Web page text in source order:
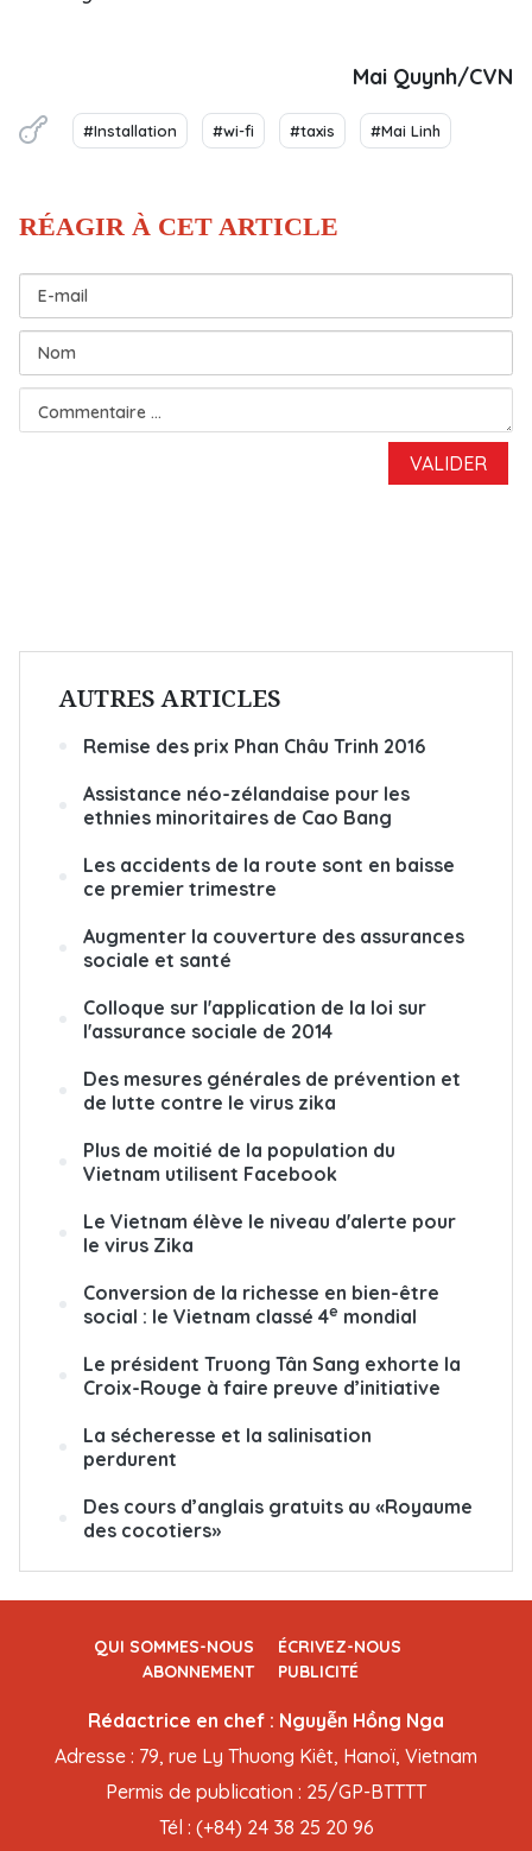
Mai Quynh/CVN
#Installation #wi-fi #taxis #Mai Linh
AUTRES ARTICLES
Remise des prix Phan Châu Trinh 2016
Assistance néo-zélandaise pour les
ethnies minoritaires de Cao Bang
Les accidents de la route sont en baisse
ce premier trimestre
Augmenter la couverture des assurances
sociale et santé
Colloque sur l'application de la loi sur
l'assurance sociale de 2014
Des mesures générales de prévention et
de lutte contre le virus zika
Plus de moitié de la population du
Vietnam utilisent Facebook
Le Vietnam élève le niveau d'alerte pour
le virus Zika
Conversion de la richesse en bien-être
social : le Vietnam classé 4e mondial
Le président Truong Tân Sang exhorte la
Croix-Rouge à faire preuve d’initiative
La sécheresse et la salinisation
perdurent
Des cours d’anglais gratuits au «Royaume
des cocotiers»
QUI SOMMES-NOUS
ÉCRIVEZ-NOUS
ABONNEMENT
PUBLICITÉ
Rédactrice en chef : Nguyễn Hồng Nga
Adresse : 79, rue Ly Thuong Kiêt, Hanoï, Vietnam
Permis de publication : 25/GP-BTTTT
Tél : (+84) 24 38 25 20 96